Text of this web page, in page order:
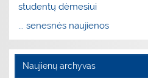
studentų dėmesiui
... senesnės naujienos
Naujienų archyvas